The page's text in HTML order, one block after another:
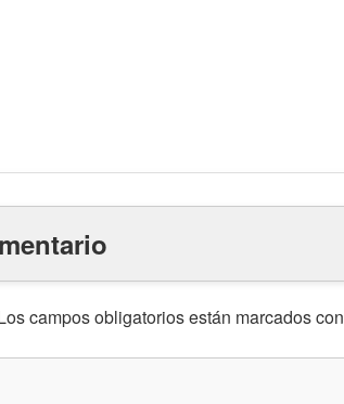
campos obligatorios están marcados con